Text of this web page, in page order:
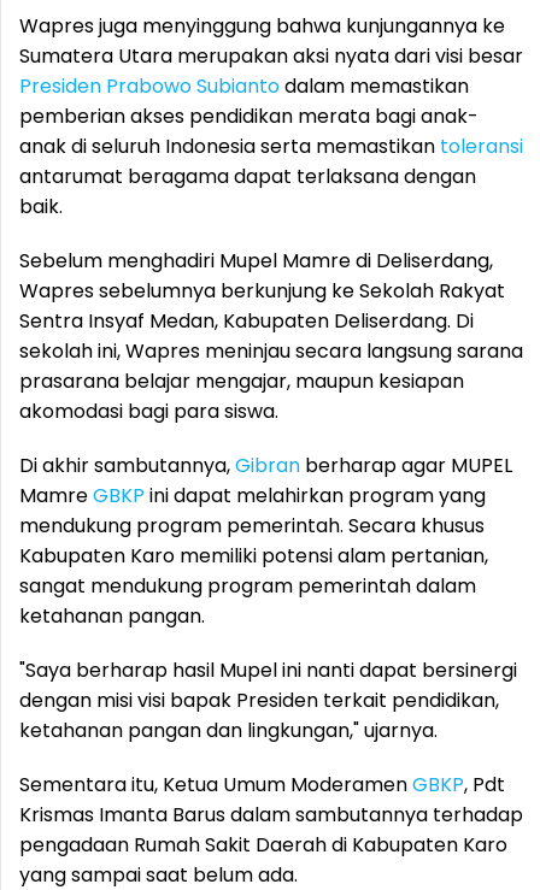
Wapres juga menyinggung bahwa kunjungannya ke
Sumatera Utara merupakan aksi nyata dari visi besar
Presiden Prabowo Subiantodalam memastikan
pemberian akses pendidikan merata bagi anak-
anak di seluruh Indonesia serta memastikan toleransi
antarumat beragama dapat terlaksana dengan
baik.
Sebelum menghadiri Mupel Mamre di Deliserdang,
Wapres sebelumnya berkunjung ke Sekolah Rakyat
Sentra Insyaf Medan, Kabupaten Deliserdang. Di
sekolah ini, Wapres meninjau secara langsung sarana
prasarana belajar mengajar, maupun kesiapan
akomodasi bagi para siswa.
Di akhir sambutannya,Gibran berharap agar MUPEL
MamreGBKP ini dapat melahirkan program yang
mendukung program pemerintah. Secara khusus
Kabupaten Karo memiliki potensi alam pertanian,
sangat mendukung program pemerintah dalam
ketahanan pangan.
"Saya berharap hasil Mupel ini nanti dapat bersinergi
dengan misi visi bapak Presiden terkait pendidikan,
ketahanan pangan dan lingkungan," ujarnya.
Sementara itu, Ketua Umum ModeramenGBKP, Pdt
Krismas Imanta Barus dalam sambutannya terhadap
pengadaan Rumah Sakit Daerah di Kabupaten Karo
yang sampai saat belum ada.